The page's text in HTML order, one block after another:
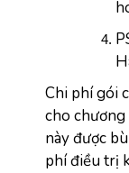
Chi phí gói
cho
này được
phí điều trị